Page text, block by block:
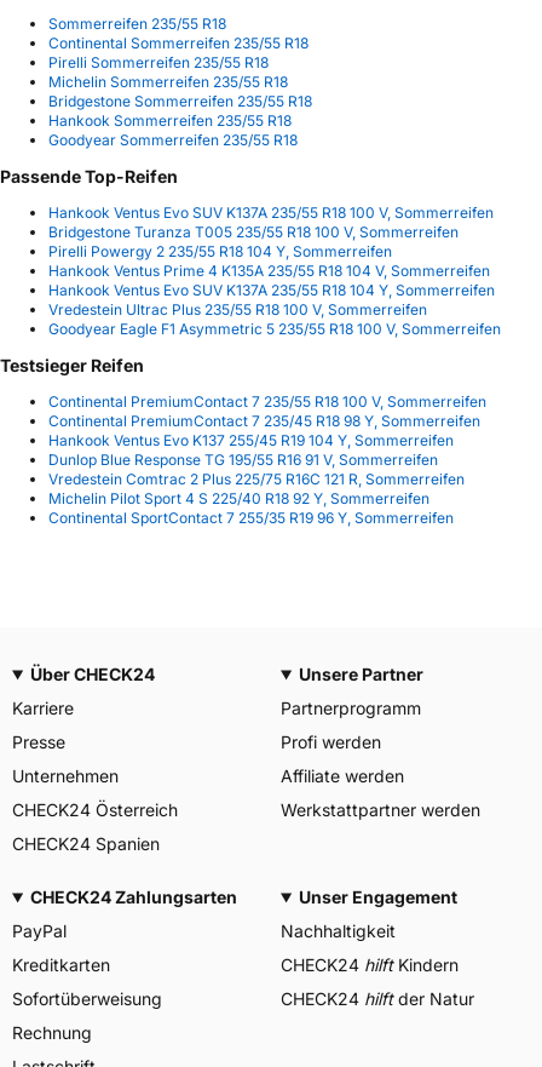
Sommerreifen 235/55 R18
Continental Sommerreifen 235/55 R18
Pirelli Sommerreifen 235/55 R18
Michelin Sommerreifen 235/55 R18
Bridgestone Sommerreifen 235/55 R18
Hankook Sommerreifen 235/55 R18
Goodyear Sommerreifen 235/55 R18
Passende Top-Reifen
Hankook Ventus Evo SUV K137A 235/55 R18 100 V, Sommerreifen
Bridgestone Turanza T005 235/55 R18 100 V, Sommerreifen
Pirelli Powergy 2 235/55 R18 104 Y, Sommerreifen
Hankook Ventus Prime 4 K135A 235/55 R18 104 V, Sommerreifen
Hankook Ventus Evo SUV K137A 235/55 R18 104 Y, Sommerreifen
Vredestein Ultrac Plus 235/55 R18 100 V, Sommerreifen
Goodyear Eagle F1 Asymmetric 5 235/55 R18 100 V, Sommerreifen
Testsieger Reifen
Continental PremiumContact 7 235/55 R18 100 V, Sommerreifen
Continental PremiumContact 7 235/45 R18 98 Y, Sommerreifen
Hankook Ventus Evo K137 255/45 R19 104 Y, Sommerreifen
Dunlop Blue Response TG 195/55 R16 91 V, Sommerreifen
Vredestein Comtrac 2 Plus 225/75 R16C 121 R, Sommerreifen
Michelin Pilot Sport 4 S 225/40 R18 92 Y, Sommerreifen
Continental SportContact 7 255/35 R19 96 Y, Sommerreifen
Über CHECK24
Karriere
Presse
Unternehmen
CHECK24 Österreich
CHECK24 Spanien
Unsere Partner
Partnerprogramm
Profi werden
Affiliate werden
Werkstattpartner werden
CHECK24 Zahlungsarten
PayPal
Kreditkarten
Sofortüberweisung
Rechnung
Unser Engagement
Nachhaltigkeit
CHECK24 hilftKindern
CHECK24 hilftder Natur